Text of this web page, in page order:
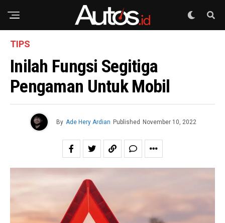
TIPS
Inilah Fungsi Segitiga
Pengaman Untuk Mobil
By Ade Hery Ardian Published November 10, 2022